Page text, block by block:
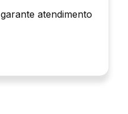
atendimento